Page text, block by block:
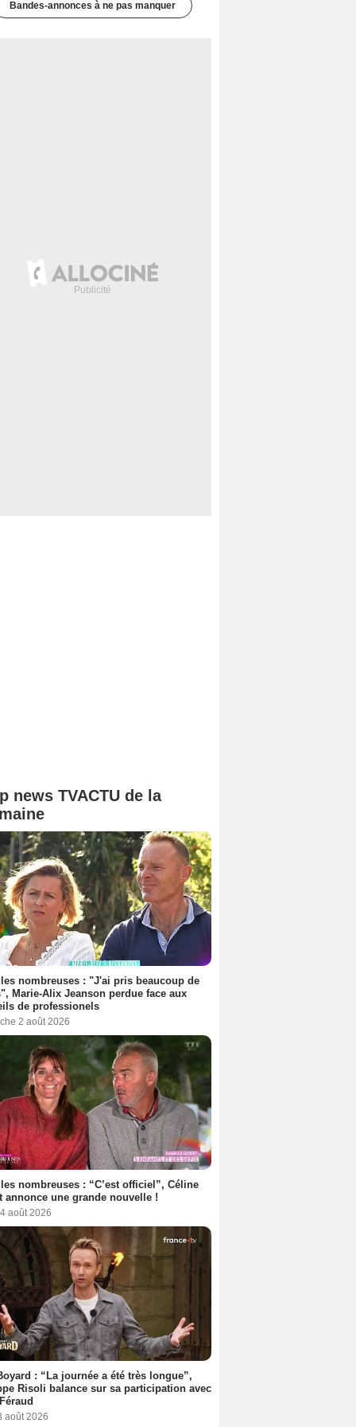
Bandes-annonces à ne pas manquer
news TVACTU de la
nombreuses : "J'ai pris beaucoup de
Marie-Alix Jeanson perdue face aux
de professionels
2 août 2026
nombreuses : “C’est officiel”, Céline
annonce une grande nouvelle !
août 2026
: “La journée a été très longue”,
Risoli balance sur sa participation avec
août 2026